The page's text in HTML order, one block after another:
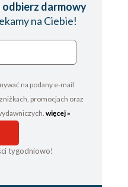
odbierz darmowy
na Ciebie!
na podany e-mail
promocjach oraz
więcej »
tygodniowo!